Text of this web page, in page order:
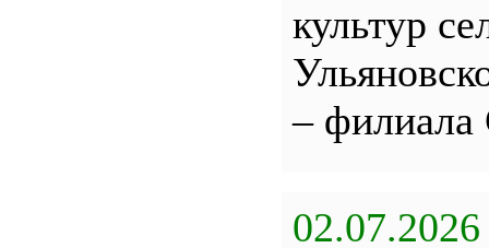
культур
–
02.07.2026